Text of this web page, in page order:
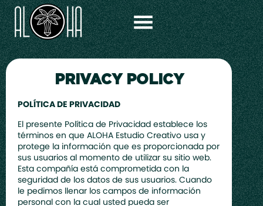
PRIVACY POLICY
POLÍTICA DE PRIVACIDAD
El presente Política de Privacidad establece los
términos en que ALOHA Estudio Creativo usa y
protege la información que es proporcionada por
sus usuarios al momento de utilizar su sitio web.
Esta compañía está comprometida con la
seguridad de los datos de sus usuarios. Cuando
le pedimos llenar los campos de información
personal con la cual usted pueda ser